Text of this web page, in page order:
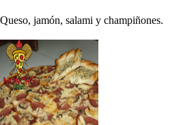
Queso, jamón, salami y champiñones.